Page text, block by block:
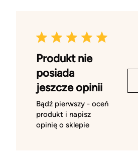
Produkt nie
posiada
jeszcze opinii
Bądź pierwszy - oceń
produkt i napisz
opinię o sklepie